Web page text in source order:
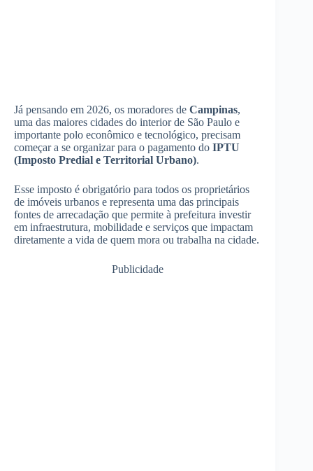
Já pensando em 2026, os moradores de Campinas,
uma das maiores cidades do interior de São Paulo e
importante polo econômico e tecnológico, precisam
começar a se organizar para o pagamento do IPTU
(Imposto Predial e Territorial Urbano).
Esse imposto é obrigatório para todos os proprietários
de imóveis urbanos e representa uma das principais
fontes de arrecadação que permite à prefeitura investir
em infraestrutura, mobilidade e serviços que impactam
diretamente a vida de quem mora ou trabalha na cidade.
Publicidade